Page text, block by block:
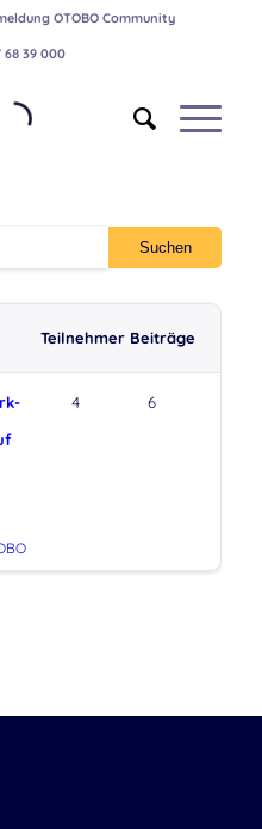
OTOBO Community
68 39 000
Teilnehmer Beiträge
4 6